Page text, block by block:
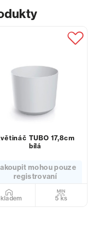
TUBO 17,8cm
bílá
mohou pouze
registrovaní
5 ks